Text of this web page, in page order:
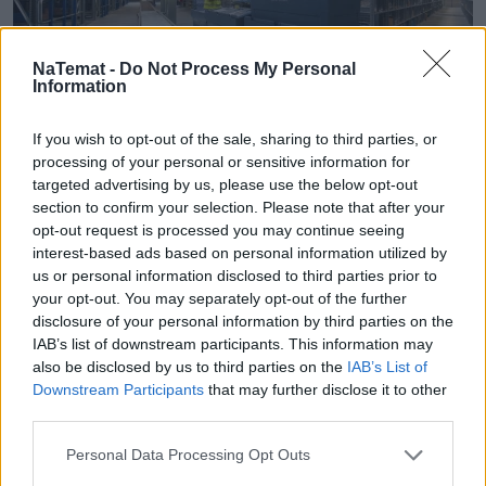
NaTemat - Do Not Process My Personal
Information
If you wish to opt-out of the sale, sharing to third parties, or
processing of your personal or sensitive information for
targeted advertising by us, please use the below opt-out
section to confirm your selection. Please note that after your
opt-out request is processed you may continue seeing
interest-based ads based on personal information utilized by
us or personal information disclosed to third parties prior to
your opt-out. You may separately opt-out of the further
disclosure of your personal information by third parties on the
IAB’s list of downstream participants. This information may
also be disclosed by us to third parties on the IAB’s List of
Downstream Participants that may further disclose it to other
Personal Data Processing Opt Outs
Dlaczego 68 tysięcy części dziennie ma
znaczenie? To gwarancja spokojnej
eksploatacji auta Grupy Volkswagen
Znasz to uczucie, kiedy oddajesz auto do
mechanika, a on ze stoickim spokojem, rzuca:
"Panie, czekamy na części, może będą w czwartek,
a może po niedzieli". I w tym momencie człowieka
coś trafia. Dlatego postanowiłem wejść za kulisy i
sprawdzić, jak to robią najwięksi gracze na rynku.
Chciałem zrozumieć, co tak naprawdę oddziela
prawdziwą klasę premium od całej reszty stawki.